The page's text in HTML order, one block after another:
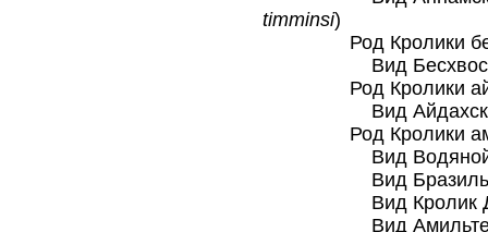
timminsi)
Род Кролики
Вид
Род Кролики
Вид Айдахский
Род Кролики
Вид Водяной
Вид
Вид Кролик
Вид